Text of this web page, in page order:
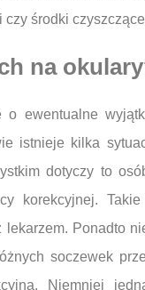
środki
na
o ewentualne
istnieje kilka
dotyczy to
korekcyjnej.
Ponadto
soczewek
Niemniej